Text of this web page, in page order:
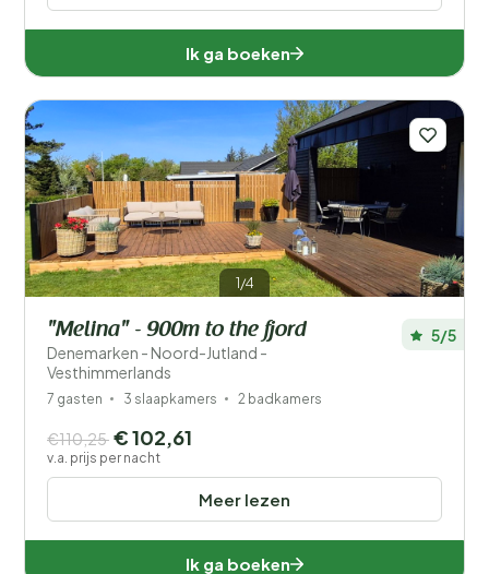
Ik ga boeken
1/4
"Melina" - 900m to the fjord
Denemarken - Noord-Jutland -
Vesthimmerlands
5/5
7 gasten 3 slaapkamers 2 badkamers
Meer lezen
€110,25 € 102,61
v.a. prijs per nacht
Ik ga boeken